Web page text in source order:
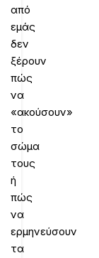
από
εμάς
δεν
ξέρουν
πώς
να
«ακούσουν»
το
σώμα
τους
ή
πώς
να
ερμηνεύσουν
τα